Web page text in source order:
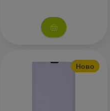
Ново